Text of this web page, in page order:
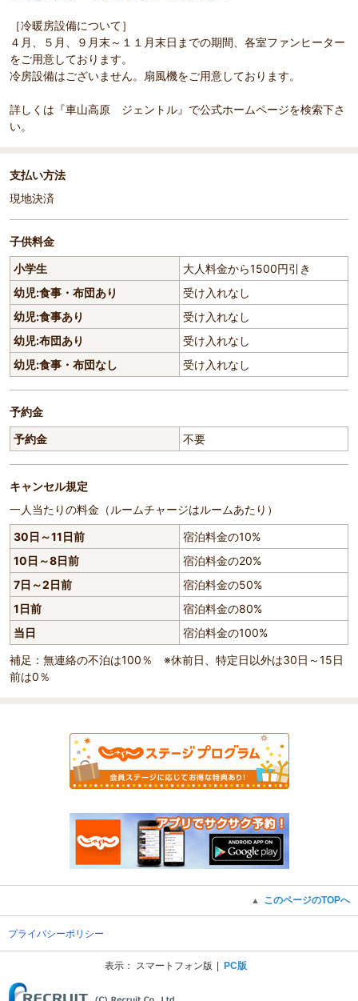
［冷暖房設備について］
４月、５月、９月末～１１月末日までの期間、各室ファンヒーター
をご用意しております。
冷房設備はございません。扇風機をご用意しております。
詳しくは『車山高原 ジェントル』で公式ホームページを検索下さ
い。
支払い方法
現地決済
子供料金
小学生
大人料金から1500円引き
幼児:食事・布団あり
受け入れなし
幼児:食事あり
受け入れなし
幼児:布団あり
受け入れなし
幼児:食事・布団なし
受け入れなし
予約金
予約金
不要
キャンセル規定
一人当たりの料金（ルームチャージはルームあたり）
30日～11日前
宿泊料金の10%
10日～8日前
宿泊料金の20%
7日～2日前
宿泊料金の50%
1日前
宿泊料金の80%
当日
宿泊料金の100%
補足：無連絡の不泊は100％ ※休前日、特定日以外は30日～15日
前は0％
▲ このページのTOPへ
プライバシーポリシー
表示： スマートフォン版 PC版